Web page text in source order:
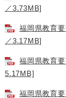
／3.73MB]
福岡県教育
／3.17MB]
福岡県教育
5.17MB]
福岡県教育